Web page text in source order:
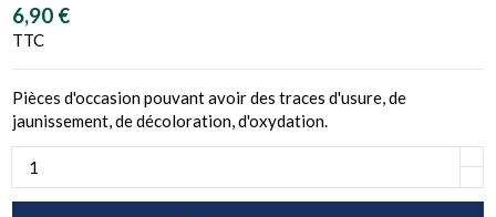
6,90 €
TTC
Pièces d'occasion pouvant avoir des traces d'usure, de
jaunissement, de décoloration, d'oxydation.